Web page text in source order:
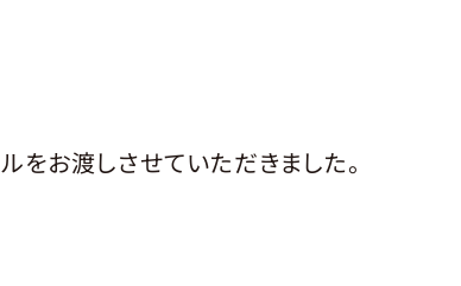
お渡しさせていただきました。